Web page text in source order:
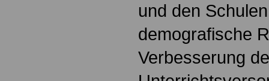
und den
demografische
Verbesserung